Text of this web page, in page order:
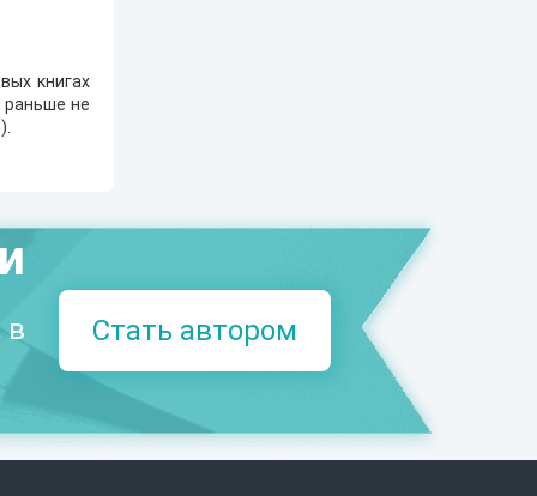
книгах
раньше не
).
в
Стать автором